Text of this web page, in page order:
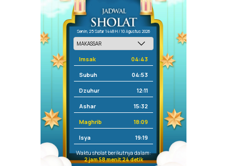
Senin, 25 Safar 1448 H / 10 Agustus 2026
Imsak 04:43
Subuh 04:53
Dzuhur 12:11
Ashar 15:32
Maghrib 18:09
Isya 19:19
Waktu sholat berikutnya dalam:
2 jam 58 menit 24 detik